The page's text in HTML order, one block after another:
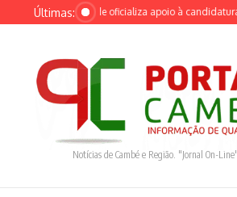
Ir para o conteúdo
Últimas:
PSOL-Rede oficializa apoio à candidatura de
Notícias de Cambé e Região. "Jornal On-Line"